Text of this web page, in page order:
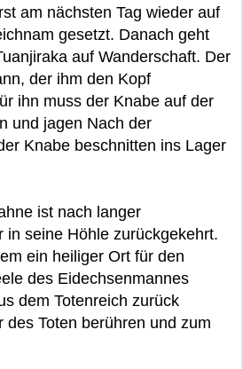
am nächsten Tag wieder auf
gesetzt. Danach geht
auf Wanderschaft. Der
der ihm den Kopf
ihn muss der Knabe auf der
und jagen Nach der
Knabe beschnitten ins Lager
ist nach langer
in seine Höhle zurückgekehrt.
ein heiliger Ort für den
des Eidechsenmannes
dem Totenreich zurück
des Toten berühren und zum